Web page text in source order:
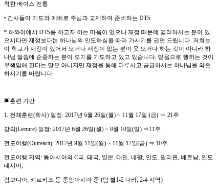
척한 베이스 전통
• 간사들이 기도와 예배로 주님과 교제하며 준비하는 DTS
* 하와이에서 DTS를 하고자 하는 마음이 있으나 재정 때문에 염려하시는 분이 있
으시다면 재정보다는 하나님의 인도하심을 따라 가시기를 권면 드립니다. 저희는
이 학교가 재정이 있어서 오거나 재정이 없는 분이 못 오거나 하는 것이 아니라 하
나님 말씀에 순종하는 분이 오기를 기도하고 있고 있습니다. 믿음으로 행하는 것이
무책임해 진다는 말은 아니지만 재정을 통해 다루시고 공급하시는 하나님을 의존
하시기를 바랍니다.
▣훈련 기간
1. 전체훈련(학사) 일정: 2017년 6월 26일(월) ~ 11월 17일 (금) ⇒ 21주
강의 (Lecture) 일정: 2017년 6월 26일(월) ~ 9월 10일(일) ⇒11주
전도여행(Outreach): 2017년 9월 11일(월) ~ 11월 17일(금) ⇒ 10주
전도여행 지역 : 동아시아의 C국, 태국, 일본, 대만, 네팔, 인도, 필리핀, 베트남, 인도
네시아,
캄보디아, 키르키즈 등 중앙아시아 중 (팀 별 1-2 나라, 2-4 지역)